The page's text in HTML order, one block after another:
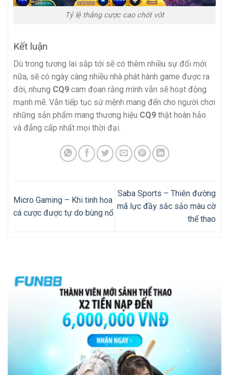
Tỷ lệ thắng cược cao chót vót
Kết luận
Dù trong tương lai sắp tới sẽ có thêm nhiều sự đổi mới
nữa, sẽ có ngày càng nhiều nhà phát hành game được ra
đời, nhưng CQ9 cam đoan rằng mình vẫn sẽ hoạt động
mạnh mẽ. Vẫn tiếp tục sứ mệnh mang đến cho người chơi
những sản phẩm mang thương hiệu CQ9 thật hoàn hảo
và đẳng cấp nhất mọi thời đại.
Micro Gaming – Khi tinh hoa
cá cược được tự do bùng nổ
Saba Sports – Thiên đường
mã lực đầy sắc sảo màu cờ
thể thao